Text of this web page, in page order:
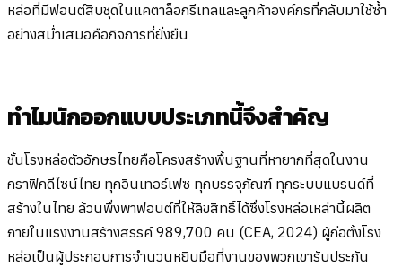
หล่อที่มีฟอนต์สิบชุดในแคตาล็อกรีเทลและลูกค้าองค์กรที่กลับมาใช้ซ้ำ
อย่างสม่ำเสมอคือกิจการที่ยั่งยืน
ทำไมนักออกแบบประเภทนี้จึงสำคัญ
ชั้นโรงหล่อตัวอักษรไทยคือโครงสร้างพื้นฐานที่หายากที่สุดในงาน
กราฟิกดีไซน์ไทย ทุกอินเทอร์เฟซ ทุกบรรจุภัณฑ์ ทุกระบบแบรนด์ที่
สร้างในไทย ล้วนพึ่งพาฟอนต์ที่ให้ลิขสิทธิ์ได้ซึ่งโรงหล่อเหล่านี้ผลิต
ภายในแรงงานสร้างสรรค์ 989,700 คน (CEA, 2024) ผู้ก่อตั้งโรง
หล่อเป็นผู้ประกอบการจำนวนหยิบมือที่งานของพวกเขารับประกัน